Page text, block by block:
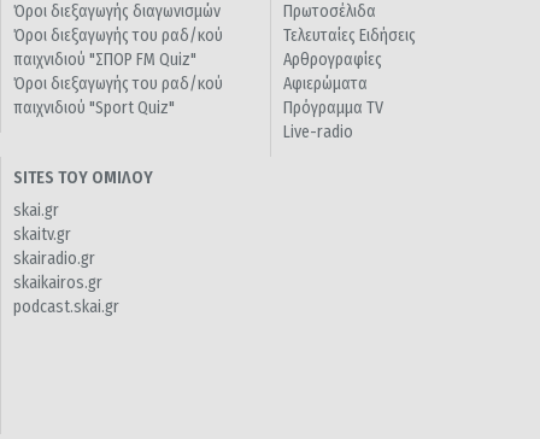
Όροι διεξαγωγής διαγωνισμών
Όροι διεξαγωγής του ραδ/κού
παιχνιδιού "ΣΠΟΡ FM Quiz"
Όροι διεξαγωγής του ραδ/κού
παιχνιδιού "Sport Quiz"
Πρωτοσέλιδα
Τελευταίες Ειδήσεις
Αρθρογραφίες
Αφιερώματα
Πρόγραμμα TV
Live-radio
SITES ΤΟΥ ΟΜΙΛΟΥ
skai.gr
skaitv.gr
skairadio.gr
skaikairos.gr
podcast.skai.gr